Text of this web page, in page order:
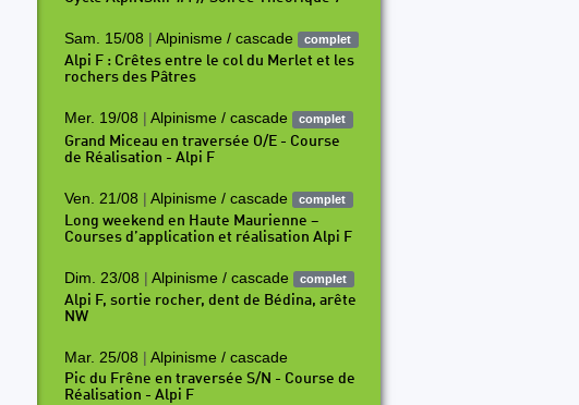
Sam. 15/08 | Alpinisme / cascade complet
Alpi F : Crêtes entre le col du Merlet et les
rochers des Pâtres
Mer. 19/08 | Alpinisme / cascade complet
Grand Miceau en traversée O/E - Course
de Réalisation - Alpi F
Ven. 21/08 | Alpinisme / cascade complet
Long weekend en Haute Maurienne –
Courses d’application et réalisation Alpi F
Dim. 23/08 | Alpinisme / cascade complet
Alpi F, sortie rocher, dent de Bédina, arête
NW
Mar. 25/08 | Alpinisme / cascade
Pic du Frêne en traversée S/N - Course de
Réalisation - Alpi F